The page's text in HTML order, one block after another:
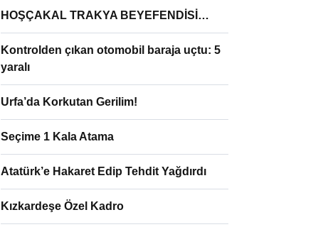
HOŞÇAKAL TRAKYA BEYEFENDİSİ…
Kontrolden çıkan otomobil baraja uçtu: 5
yaralı
Urfa’da Korkutan Gerilim!
Seçime 1 Kala Atama
Atatürk’e Hakaret Edip Tehdit Yağdırdı
Kızkardeşe Özel Kadro